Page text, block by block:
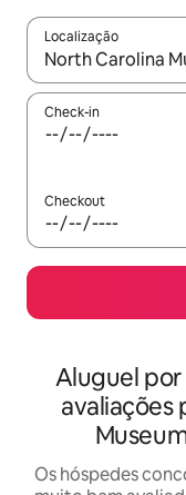
Localização
Quando os
Check-in
Checkout
Aluguel
avaliações
Os hóspedes